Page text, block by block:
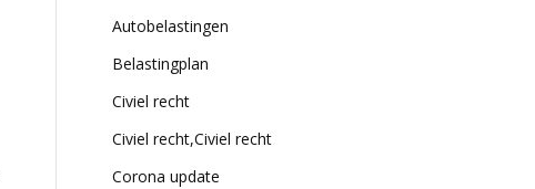
Autobelastingen
Belastingplan
Civiel recht
Civiel recht,Civiel recht
Corona update